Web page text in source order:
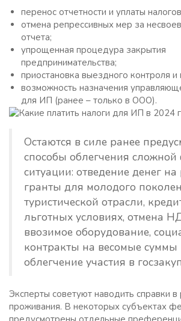
перенос отчетности и уплаты
отмена репрессивных мер за
отчета;
упрощенная процедура закрытия
предпринимательства;
приостановка выездного контроля и
возможность назначения
для ИП (ранее – только в ООО).
Остаются в силе ранее
способы облегчения
ситуации: отведение денег на
гранты для молодого
туристической отрасли,
льготных условиях, отмена
ввозимое оборудование,
контракты на весомые суммы
облегчение участия в
Эксперты советуют наводить справки в
проживания. В некоторых субъектах